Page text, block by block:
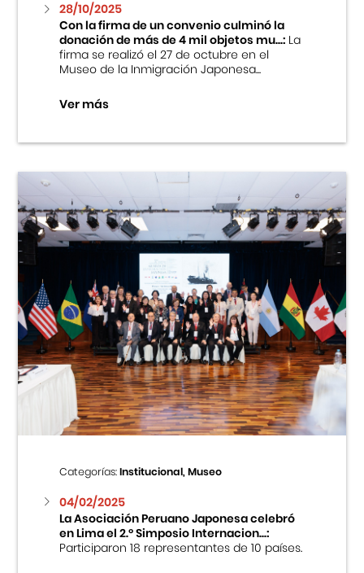
28/10/2025
Con la firma de un convenio culminó la
donación de más de 4 mil objetos mu...:La
firma se realizó el 27 de octubre en el
Museo de la Inmigración Japonesa...
Ver más
Categorías:Institucional, Museo
04/02/2025
La Asociación Peruano Japonesa celebró
en Lima el 2.º Simposio Internacion...:
Participaron 18 representantes de 10 países.